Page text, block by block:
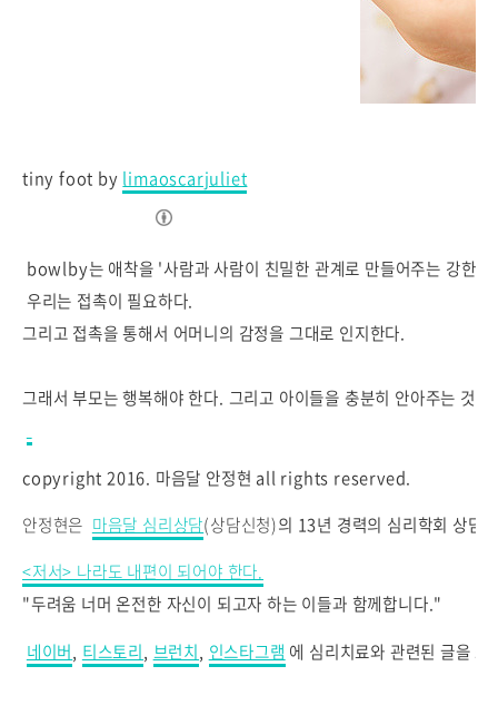
tiny foot by limaoscarjuliet
bowlby는 애착을 '사람과 사람이 친밀한 관계로 만들어주는 강한
우리는 접촉이 필요하다.
그리고 접촉을 통해서 어머니의 감정을 그대로 인지한다.
그래서 부모는 행복해야 한다. 그리고 아이들을 충분히 안아주는 것
copyright 2016. 마음달 안정현 all rights reserved.
안정현은 마음달 심리상담(상담신청)의 13년 경력의 심리학회 상담
<저서> 나라도 내편이 되어야 한다.
"두려움 너머 온전한 자신이 되고자 하는 이들과 함께합니다."
네이버, 티스토리, 브런치, 인스타그램 에 심리치료와 관련된 글을 쓰